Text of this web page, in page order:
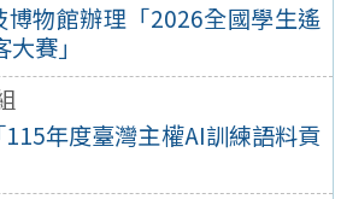
物館辦理「2026全國學生遙
賽」
年度臺灣主權AI訓練語料貢